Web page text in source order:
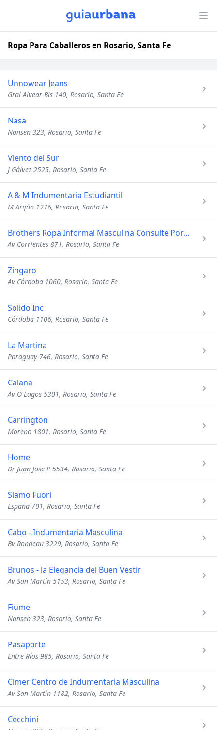
Ropa Para Caballeros en Rosario, Santa Fe
Unnowear Jeans
Gral Alvear Bis 140, Rosario, Santa Fe
Nasa
Nansen 323, Rosario, Santa Fe
Viento del Sur
J Gálvez 2525, Rosario, Santa Fe
A & M Indumentaria Estudiantil
M Arijón 1276, Rosario, Santa Fe
Brothers Ropa Informal Masculina Consulte Por Franquicia
Av Corrientes 871, Rosario, Santa Fe
Zingaro
Av Córdoba 1060, Rosario, Santa Fe
Solido Inc
Córdoba 1106, Rosario, Santa Fe
La Martina
Paraguay 746, Rosario, Santa Fe
Calana
Av O Lagos 5301, Rosario, Santa Fe
Carrington
Moreno 1801, Rosario, Santa Fe
Home
Dr Juan Jose P 5534, Rosario, Santa Fe
Siamo Fuori
España 701, Rosario, Santa Fe
Cabo - Indumentaria Masculina
Bv Rondeau 3229, Rosario, Santa Fe
Brunos - la Elegancia del Buen Vestir
Av San Martín 5153, Rosario, Santa Fe
Fiume
Nansen 323, Rosario, Santa Fe
Pasaporte
Entre Ríos 985, Rosario, Santa Fe
Cimer Centro de Indumentaria Masculina
Av San Martín 1182, Rosario, Santa Fe
Cecchini